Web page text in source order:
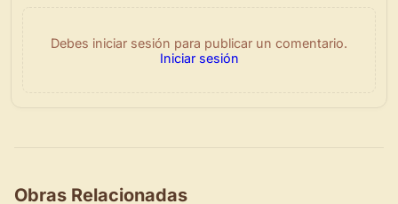
Debes iniciar sesión para publicar un comentario.
Iniciar sesión
Obras Relacionadas